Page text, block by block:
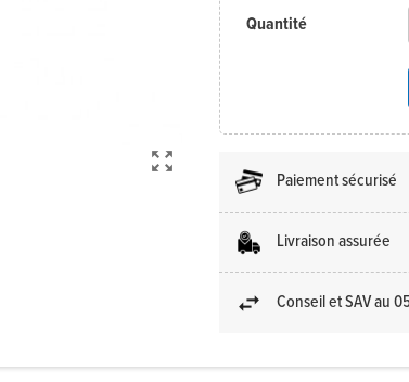

Quantité
Paiement sécurisé
Livraison assurée
Conseil et SAV au